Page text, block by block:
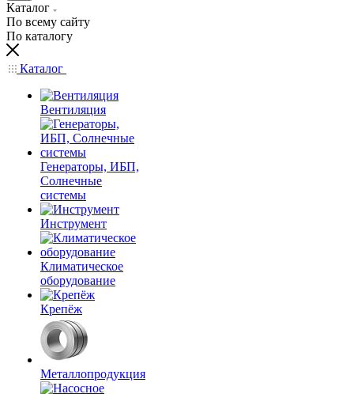
Каталог
По всему сайту
По каталогу
Каталог
Вентиляция
Генераторы, ИБП,
Солнечные
системы
Инструмент
Климатическое
оборудование
Крепёж
Металлопродукция